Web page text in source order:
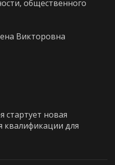
общественного
Викторовна
стартует новая
для